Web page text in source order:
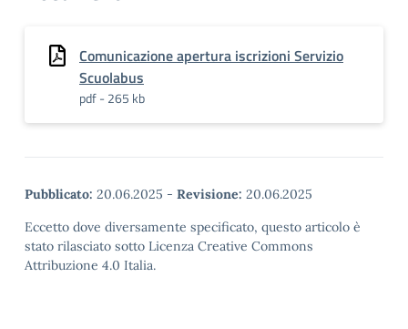
Comunicazione apertura iscrizioni Servizio
Scuolabus
pdf - 265 kb
Pubblicato: 20.06.2025 - Revisione: 20.06.2025
Eccetto dove diversamente specificato, questo articolo è
stato rilasciato sotto Licenza Creative Commons
Attribuzione 4.0 Italia.